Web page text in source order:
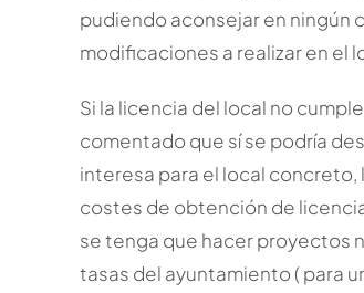
pudiendo aconsejar en ningún
modificaciones a realizar en el
Si la licencia del local no
comentado que sí se podría
interesa para el local
costes de obtención de
se tenga que hacer proyectos
tasas del ayuntamiento ( para